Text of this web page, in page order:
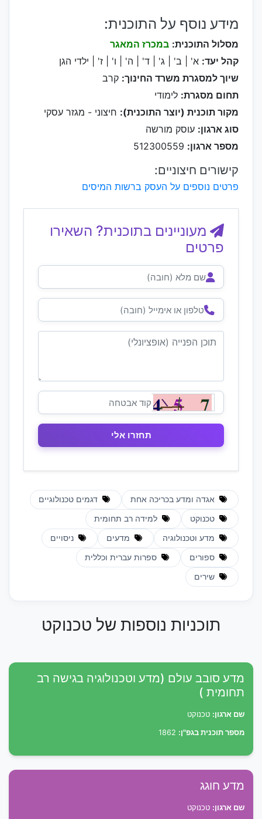
מידע נוסף על התוכנית:
מסלול התוכנית: במכרז המאגר
קהל יעד: א' | ב' | ג' | ד' | ה' | ו' | ז' | ילדי הגן
שיוך למסגרת משרד החינוך: קרב
תחום מסגרת: לימודי
מקור תוכנית (יוצר התוכנית): חיצוני - מגזר עסקי
סוג ארגון: עוסק מורשה
מספר ארגון:
קישורים חיצוניים:
פרטים נוספים על העסק ברשות המיסים
מעוניינים בתוכנית? השאירו
פרטים
אגדה ומדע בכריכה אחת דגמים טכנולוגיים
טכנוקט למידה רב תחומית
מדע וטכנולוגיה מדעים ניסויים
ספורים ספרות עברית וכללית
שירים
תוכניות נוספות של טכנוקט
מדע סובב עולם (מדע וטכנולוגיה בגישה רב
תחומית )
שם ארגון: טכנוקט
מספר תוכנית בגפ"ן:
מדע חוגג
שם ארגון: טכנוקט